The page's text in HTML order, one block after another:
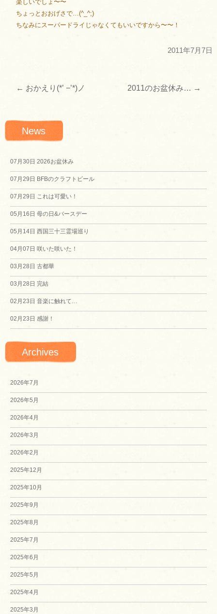
楽しいでしょ〜〜
ちょっとおおげさで…(^_^;)
ちなみにスーパードライじゃなくてもいいですから〜〜！
2011年7月7日
投
ナ
ビ
ー
シ
ン
← おかえり(*’ −’*)ノ 2011のお盆休み… →
News
07月30日 2026お盆休み
07月29日 BFBのクラフトビール
07月29日 これは可愛い！
05月16日 母の日&バースデー
05月14日 西国三十三霊場巡り
04月07日 咲いた咲いた！
03月28日 古都華
03月28日 完結
02月23日 音楽に触れて…
02月23日 感謝！
Archives
2026年7月
2026年5月
2026年4月
2026年3月
2026年2月
2025年12月
2025年10月
2025年9月
2025年8月
2025年7月
2025年6月
2025年5月
2025年4月
2025年3月